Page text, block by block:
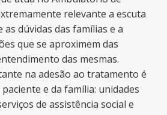
relevante a escuta
dúvidas das famílias e a
que se aproximem das
das mesmas.
na adesão ao tratamento é
e da família: unidades
de assistência social e